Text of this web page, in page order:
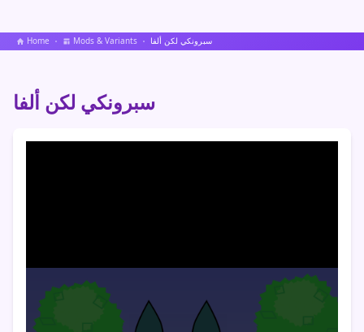
Home Mods & Variants سبرونكي لكن ألفا
سبرونكي لكن ألفا